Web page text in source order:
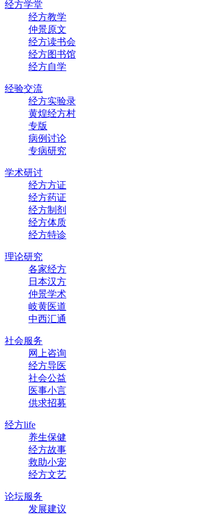
经方学堂
经方教学
仲景原文
经方读书会
经方图书馆
经方自学
经验交流
经方实验录
黄煌经方村
专版
病例讨论
专病研究
学术研讨
经方方证
经方药证
经方制剂
经方体质
经方特诊
理论研究
各家经方
日本汉方
仲景学术
岐黄医道
中西汇通
社会服务
网上咨询
经方导医
社会公益
医事小言
供求招募
经方life
养生保健
经方故事
救助小宠
经方文艺
论坛服务
发展建议